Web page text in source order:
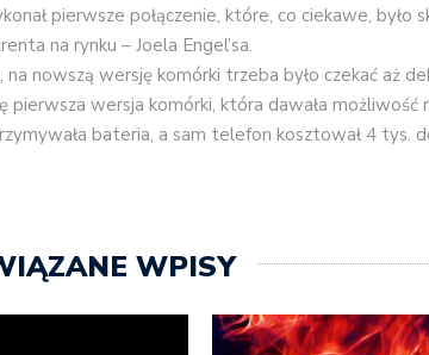
pierwsze połączenie, które, co ciekawe,
na rynku – Joela Engel’sa.
na nowszą wersję komórki trzeba było czekać aż
pierwsza wersja komórki, która dawała możliwość
bateria, a sam telefon kosztował 4 tys.
WPISY